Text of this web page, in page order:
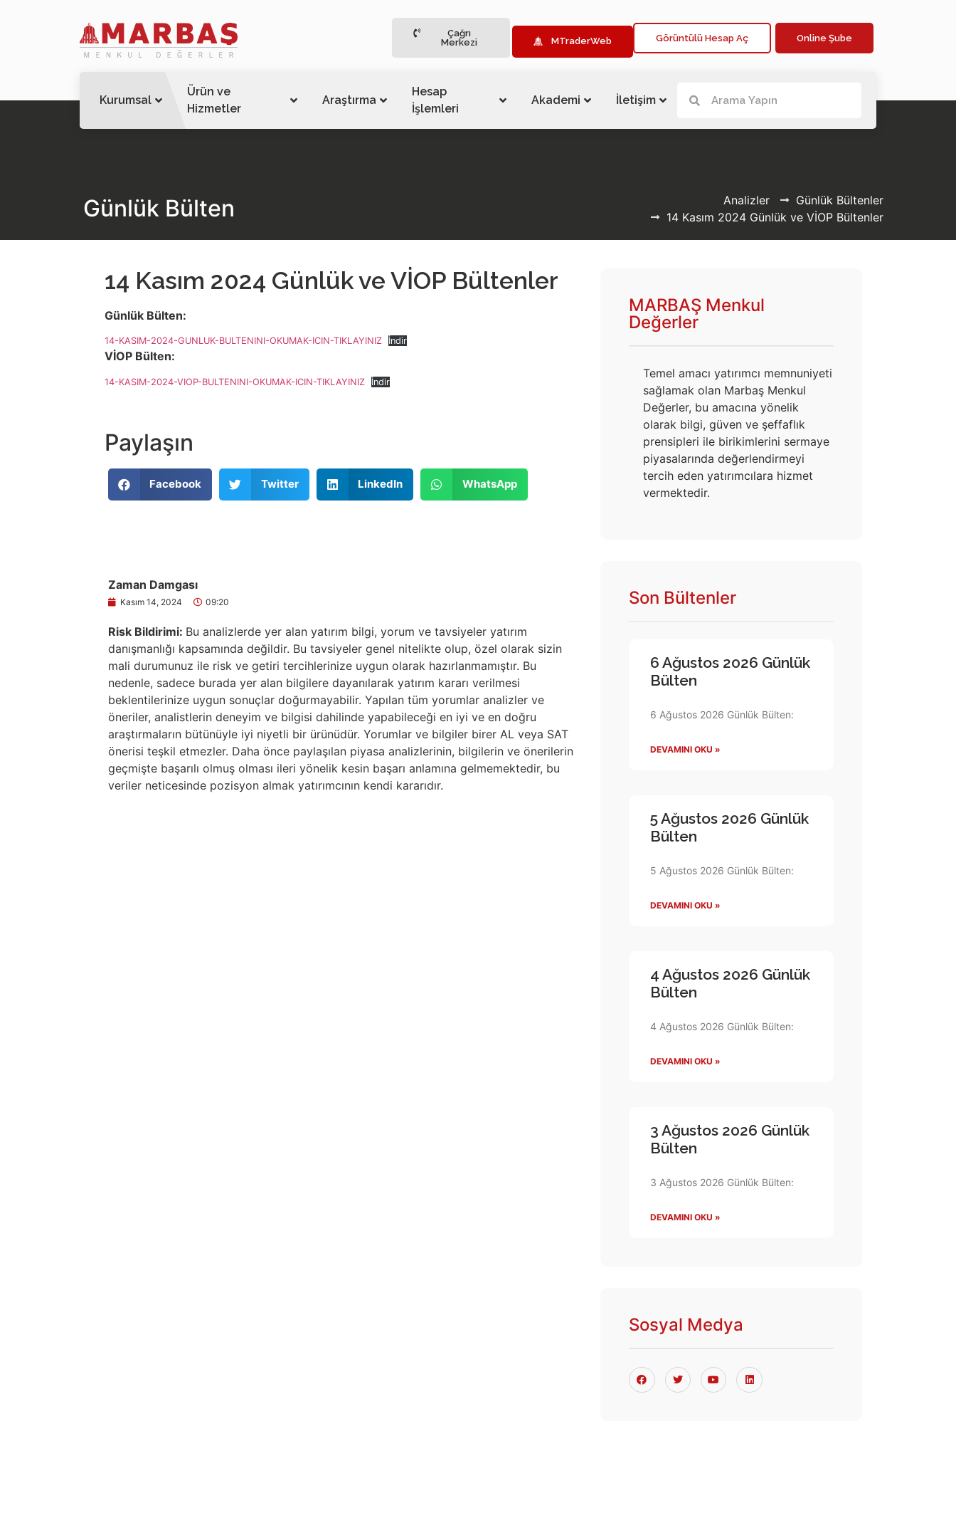
Çağrı
Merkezi
MTraderWeb Görüntülü Hesap Aç Online Şube
Kurumsal
Ürün ve
Hizmetler
Araştırma
Hesap
İşlemleri
Akademi İletişim
Günlük Bülten Analizler
Günlük Bültenler
14 Kasım 2024 Günlük ve VİOP Bültenler
14 Kasım 2024 Günlük ve VİOP Bültenler
Günlük Bülten:
14-KASIM-2024-GUNLUK-BULTENINI-OKUMAK-ICIN-TIKLAYINIZ İndir
VİOP Bülten:
14-KASIM-2024-VIOP-BULTENINI-OKUMAK-ICIN-TIKLAYINIZ İndir
Paylaşın
Facebook Twitter LinkedIn WhatsApp
Zaman Damgası
Kasım 14, 2024 09:20
Risk Bildirimi: Bu analizlerde yer alan yatırım bilgi, yorum ve tavsiyeler yatırım
danışmanlığı kapsamında değildir. Bu tavsiyeler genel nitelikte olup, özel olarak sizin
mali durumunuz ile risk ve getiri tercihlerinize uygun olarak hazırlanmamıştır. Bu
nedenle, sadece burada yer alan bilgilere dayanılarak yatırım kararı verilmesi
beklentilerinize uygun sonuçlar doğurmayabilir. Yapılan tüm yorumlar analizler ve
öneriler, analistlerin deneyim ve bilgisi dahilinde yapabileceği en iyi ve en doğru
araştırmaların bütünüyle iyi niyetli bir ürünüdür. Yorumlar ve bilgiler birer AL veya SAT
önerisi teşkil etmezler. Daha önce paylaşılan piyasa analizlerinin, bilgilerin ve önerilerin
geçmişte başarılı olmuş olması ileri yönelik kesin başarı anlamına gelmemektedir, bu
veriler neticesinde pozisyon almak yatırımcının kendi kararıdır.
MARBAŞ Menkul
Değerler
Temel amacı yatırımcı memnuniyeti
sağlamak olan Marbaş Menkul
Değerler, bu amacına yönelik
olarak bilgi, güven ve şeffaflık
prensipleri ile birikimlerini sermaye
piyasalarında değerlendirmeyi
tercih eden yatırımcılara hizmet
vermektedir.
Son Bültenler
6 Ağustos 2026 Günlük
Bülten
6 Ağustos 2026 Günlük Bülten:
DEVAMINI OKU »
5 Ağustos 2026 Günlük
Bülten
5 Ağustos 2026 Günlük Bülten:
DEVAMINI OKU »
4 Ağustos 2026 Günlük
Bülten
4 Ağustos 2026 Günlük Bülten:
DEVAMINI OKU »
3 Ağustos 2026 Günlük
Bülten
3 Ağustos 2026 Günlük Bülten:
DEVAMINI OKU »
Sosyal Medya